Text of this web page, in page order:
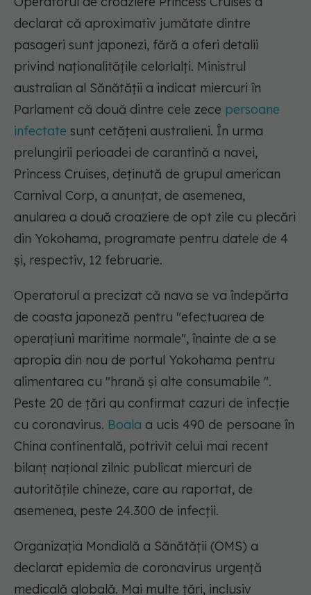
declarat că aproximativ jumătate dintre
pasageri sunt japonezi, fără a oferi detalii
privind naţionalităţile celorlalţi. Ministrul
australian al Sănătăţii a indicat miercuri în
Parlament că două dintre cele zece persoane
infectate sunt cetăţeni australieni. În urma
prelungirii perioadei de carantină a navei,
Princess Cruises, deţinută de grupul american
Carnival Corp, a anunţat, de asemenea,
anularea a două croaziere de opt zile cu plecări
din Yokohama, programate pentru datele de 4
şi, respectiv, 12 februarie.
Operatorul a precizat că nava se va îndepărta
de coasta japoneză pentru "efectuarea de
operaţiuni maritime normale", înainte de a se
apropia din nou de portul Yokohama pentru
alimentarea cu "hrană şi alte consumabile ".
Peste 20 de ţări au confirmat cazuri de infecţie
cu coronavirus. Boala a ucis 490 de persoane în
China continentală, potrivit celui mai recent
bilanţ naţional zilnic publicat miercuri de
autorităţile chineze, care au raportat, de
asemenea, peste 24.300 de infecţii.
Organizaţia Mondială a Sănătăţii (OMS) a
declarat epidemia de coronavirus urgenţă
medicală globală. Mai multe ţări, inclusiv